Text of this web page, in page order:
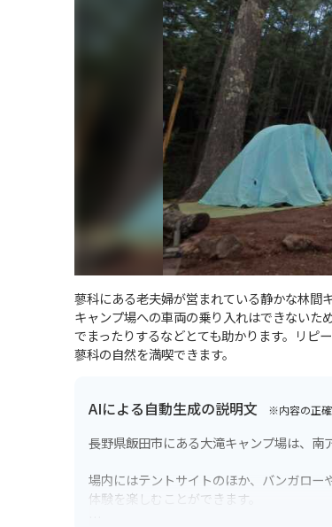
蓼科にある老夫婦が営まれている静かな林間
キャンプ場への車両の乗り入れはできないた
でまったりするなどとても助かります。リピ
蓼科の自然を満喫できます。
AIによる自動生成の説明文 ※内容の正確
長野県飯田市にある大滝キャンプ場は、南
場内にはテントサイトのほか、バンガロー
体験を楽しむことができます。